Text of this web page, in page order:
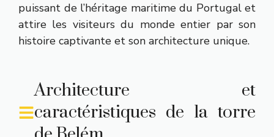
puissant de l’héritage maritime du Portugal et
attire les visiteurs du monde entier par son
histoire captivante et son architecture unique.
Architecture et
caractéristiques de la torre